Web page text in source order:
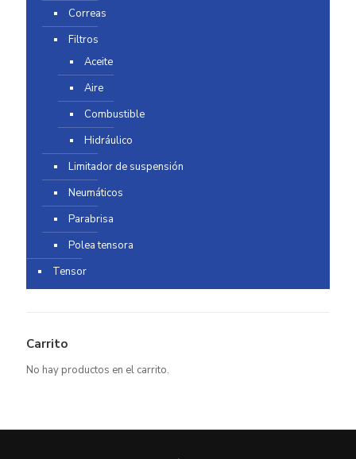
Correas
Filtros
Aceite
Aire
Combustible
Hidráulico
Limitador de suspensión
Neumáticos
Parabrisa
Polea tensora
Tensor
Carrito
No hay productos en el carrito.